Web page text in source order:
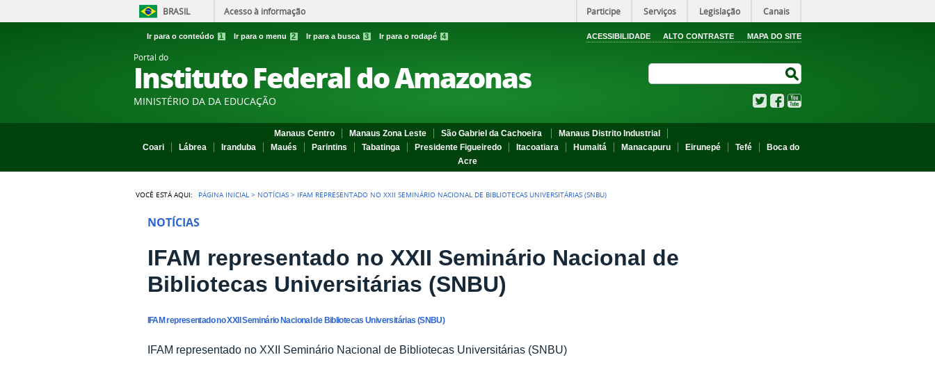
BRASIL Acesso à informação Participe Serviços Legislação Canais
Ir para o conteúdo 1 Ir para o menu 2 Ir para a busca 3 Ir para o rodapé 4 ACESSIBILIDADE ALTO CONTRASTE MAPA DO SITE
Portal do
Instituto Federal do Amazonas
MINISTÉRIO DA DA EDUCAÇÃO TwitterFacebook
Manaus Centro Manaus Zona Leste São Gabriel da Cachoeira
Manaus Distrito Industrial
Coari
Lábrea Iranduba Maués Parintins Tabatinga Presidente Figueiredo Itacoatiara Humaitá Manacapuru Eirunepé Tefé
Boca do
Acre
VOCÊ ESTÁ AQUI: PÁGINA INICIAL > NOTÍCIAS > IFAM REPRESENTADO NO XXII SEMINÁRIO NACIONAL DE BIBLIOTECAS UNIVERSITÁRIAS (SNBU)
NOTÍCIAS
IFAM representado no XXII Seminário Nacional de
Bibliotecas Universitárias (SNBU)
IFAM representado no XXII Seminário Nacional de Bibliotecas Universitárias (SNBU)
IFAM representado no XXII Seminário Nacional de Bibliotecas Universitárias (SNBU)